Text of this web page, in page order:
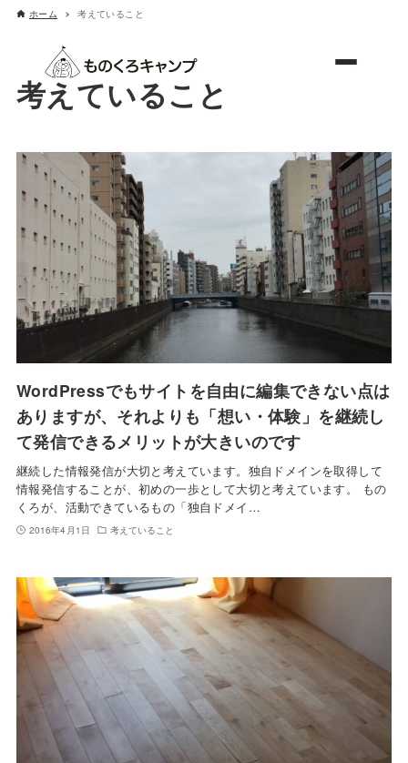
ホーム 考えていること
考えていること
WordPressでもサイトを自由に編集できない点は
ありますが、それよりも「想い・体験」を継続し
て発信できるメリットが大きいのです
継続した情報発信が大切と考えています。独自ドメインを取得して
情報発信することが、初めの一歩として大切と考えています。 もの
くろが、活動できているもの「独自ドメイ…
2016年4月1日 考えていること